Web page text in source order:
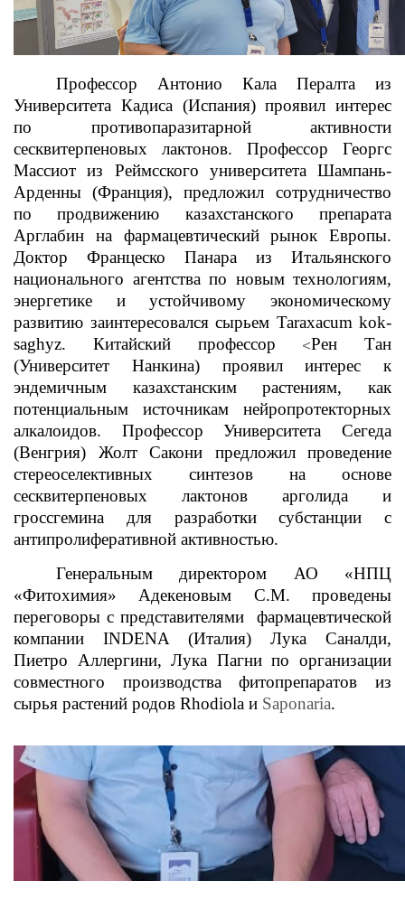
Профессор Антонио Кала Пералта из
Университета Кадиса (Испания) проявил интерес
по противопаразитарной активности
сесквитерпеновых лактонов. Профессор Георгс
Массиот из Реймсского университета Шампань-
Арденны (Франция), предложил сотрудничество
по продвижению казахстанского препарата
Арглабин на фармацевтический рынок Европы.
Доктор Францеско Панара из Итальянского
национального агентства по новым технологиям,
энергетике и устойчивому экономическому
развитию заинтересовался сырьем Taraxacum kok-
saghyz. Китайский профессор
<Рен Тан
(Университет Нанкина) проявил интерес к
эндемичным казахстанским растениям, как
потенциальным источникам нейропротекторных
алкалоидов. Профессор Университета Сегеда
(Венгрия) Жолт Сакони предложил проведение
стереоселективных синтезов на основе
сесквитерпеновых лактонов арголида и
гроссгемина для разработки субстанции с
антипролиферативной активностью.
Генеральным директором АО «НПЦ
«Фитохимия» Адекеновым С.М. проведены
переговоры с представителями фармацевтической
компании INDENA (Италия) Лука Саналди,
Пиетро Аллергини, Лука Пагни по организации
совместного производства фитопрепаратов из
сырья растений родов Rhodiola и Saponaria.